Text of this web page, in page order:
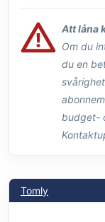
Att låna
Om du
du en
budget-
Tomly